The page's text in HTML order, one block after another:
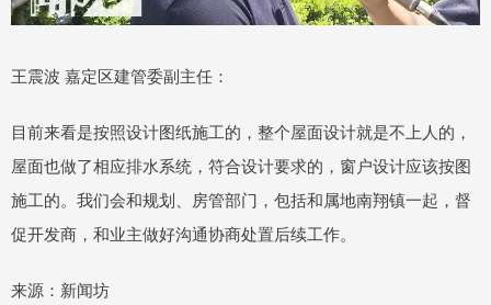
王震波 嘉定区建管委副主任：
目前来看是按照设计图纸施工的，整个屋面设计就是不上人的，
屋面也做了相应排水系统，符合设计要求的，窗户设计应该按图
施工的。我们会和规划、房管部门，包括和属地南翔镇一起，督
促开发商，和业主做好沟通协商处置后续工作。
来源：新闻坊